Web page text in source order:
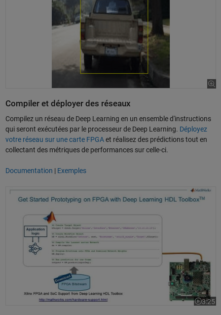
Compiler et déployer des réseaux
Compilez un réseau de Deep Learning en un ensemble d'instructions
qui seront exécutées par le processeur de Deep Learning. Déployez
votre réseau sur une carte FPGAet réalisez des prédictions tout en
collectant des métriques de performances sur celle-ci.
Documentation | Exemples
Utiliser MATLAB pour le prototypage d'un réseau de Deep Learning sur
3:25
La